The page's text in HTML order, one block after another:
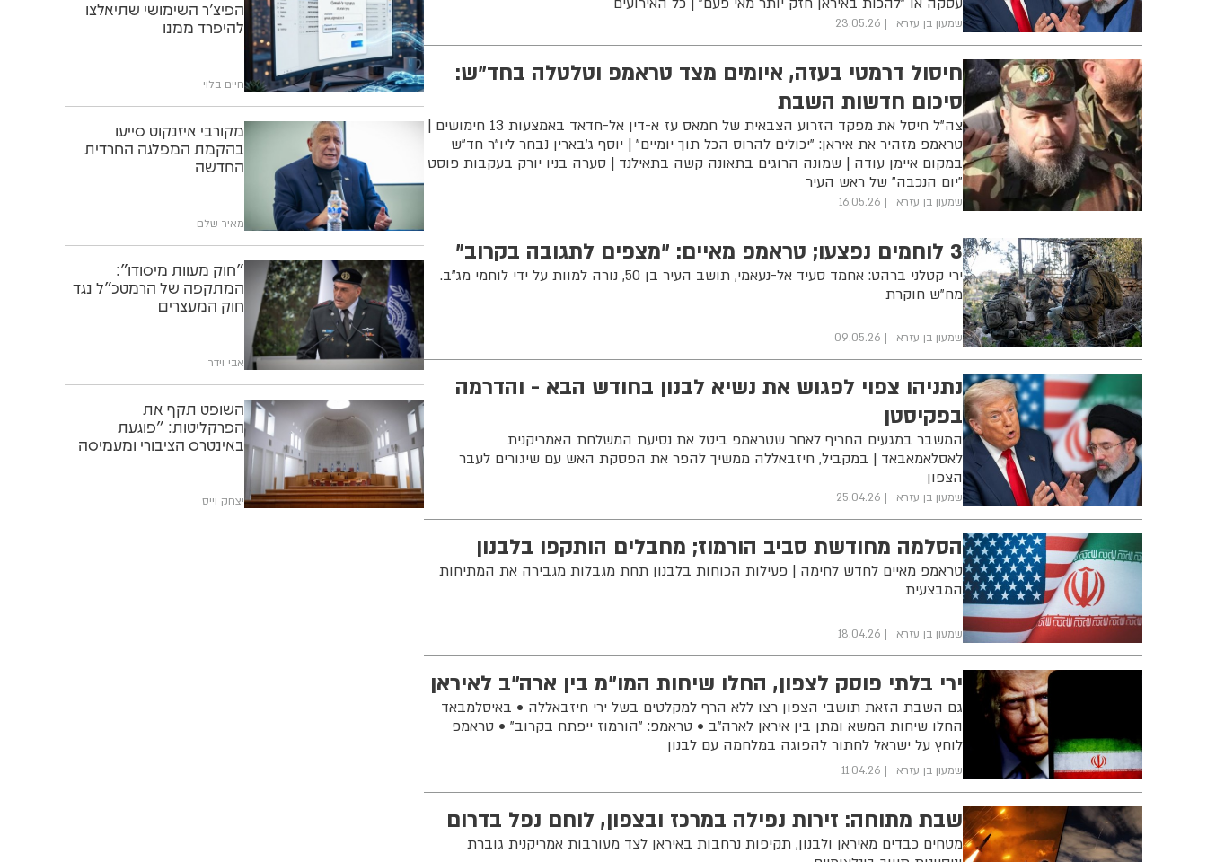
שמעון בן עזרא 23.05.26
חיסול דרמטי בעזה, איומים מצד טראמפ וטלטלה בחד"ש:
סיכום חדשות השבת
צה"ל חיסל את מפקד הזרוע הצבאית של חמאס עז א-דין אל-חדאד באמצעות 13 חימושים |
טראמפ מזהיר את איראן: "יכולים להרוס הכל תוך יומיים" | יוסף ג'בארין נבחר ליו"ר חד"ש
במקום איימן עודה | שמונה הרוגים בתאונה קשה בתאילנד | סערה בניו יורק בעקבות פוסט
"יום הנכבה" של ראש העיר
שמעון בן עזרא 16.05.26
3 לוחמים נפצעו; טראמפ מאיים: "מצפים לתגובה בקרוב"
ירי קטלני ברהט: אחמד סעיד אל-נעאמי, תושב העיר בן 50, נורה למוות על ידי לוחמי מג"ב.
מח"ש חוקרת
שמעון בן עזרא 09.05.26
נתניהו צפוי לפגוש את נשיא לבנון בחודש הבא - והדרמה
בפקיסטן
המשבר במגעים החריף לאחר שטראמפ ביטל את נסיעת המשלחת האמריקנית
לאסלאמאבאד | במקביל, חיזבאללה ממשיך להפר את הפסקת האש עם שיגורים לעבר
הצפון
שמעון בן עזרא 25.04.26
הסלמה מחודשת סביב הורמוז; מחבלים הותקפו בלבנון
טראמפ מאיים לחדש לחימה | פעילות הכוחות בלבנון תחת מגבלות מגבירה את המתיחות
המבצעית
שמעון בן עזרא 18.04.26
‏ירי בלתי פוסק לצפון, החלו שיחות המו"מ בין ארה"ב לאיראן
‏גם השבת הזאת תושבי הצפון רצו ללא הרף למקלטים בשל ירי חיזבאללה • באיסלמבאד
החלו שיחות המשא ומתן בין איראן לארה"ב • טראמפ: "הורמוז ייפתח בקרוב" • טראמפ
לוחץ על ישראל לחתור להפוגה במלחמה עם לבנון
שמעון בן עזרא 11.04.26
שבת מתוחה: זירות נפילה במרכז ובצפון, לוחם נפל בדרום
מטחים כבדים מאיראן ולבנון, תקיפות נרחבות באיראן לצד מעורבות אמריקנית גוברת
הפיצ'ר השימושי שתיאלצו
להיפרד ממנו
חיים בלוי
מקורבי איזנקוט סייעו
בהקמת המפלגה החרדית
החדשה
מאיר שלם
"חוק מעוות מיסודו":
המתקפה של הרמטכ"ל נגד
חוק המעצרים
אבי וידר
השופט תקף את
הפרקליטות: "פוגעת
באינטרס הציבורי ומעמיסה
יצחק וייס